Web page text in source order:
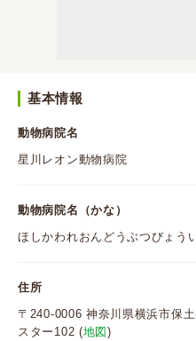
基本情報
動物病院名
星川レオン動物病院
動物病院名（かな）
ほしかわれおんどうぶつびょう
住所
〒240-0006 神奈川県横浜市保
スター102 (地図)